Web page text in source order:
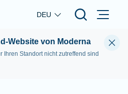
Skip to main content
DEU
Website von Moderna
Ihren Standort nicht zutreffend sind